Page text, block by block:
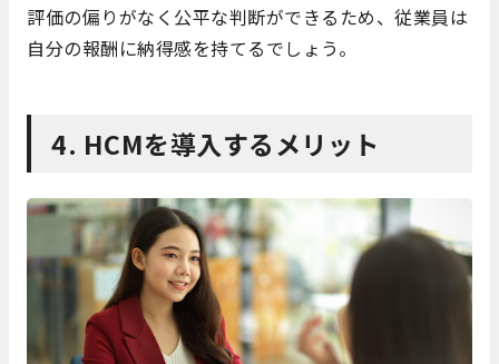
評価の偏りがなく公平な判断ができるため、従業員は
自分の報酬に納得感を持てるでしょう。
4. HCMを導入するメリット